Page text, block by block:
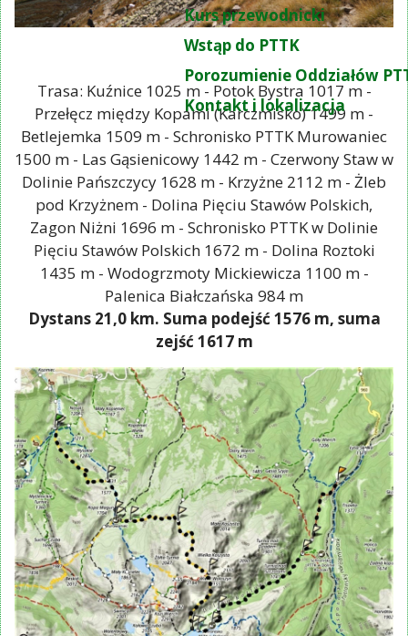
Kurs przewodnicki
Wstąp do PTTK
Porozumienie Oddziałów
Kontakt i lokalizacja
Trasa: Kuźnice 1025 m - Potok Bystra 1017 m -
Przełęcz między Kopami (Karczmisko) 1499 m -
Betlejemka 1509 m - Schronisko PTTK Murowaniec
1500 m - Las Gąsienicowy 1442 m - Czerwony Staw w
Dolinie Pańszczycy 1628 m - Krzyżne 2112 m - Żleb
pod Krzyżnem - Dolina Pięciu Stawów Polskich,
Zagon Niżni 1696 m - Schronisko PTTK w Dolinie
Pięciu Stawów Polskich 1672 m - Dolina Roztoki
1435 m - Wodogrzmoty Mickiewicza 1100 m -
Palenica Białczańska 984 m
Dystans 21,0 km. Suma podejść 1576 m, suma
zejść 1617 m